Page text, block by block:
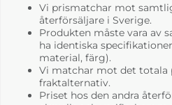
Vi prismatchar mot
återförsäljare i Sverige.
Produkten måste vara av
ha identiska
material, färg).
Vi matchar mot det totala
fraktalternativ.
Priset hos den andra